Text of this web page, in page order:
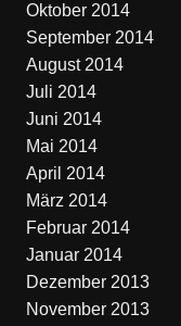
Oktober 2014
September 2014
August 2014
Juli 2014
Juni 2014
Mai 2014
April 2014
März 2014
Februar 2014
Januar 2014
Dezember 2013
November 2013